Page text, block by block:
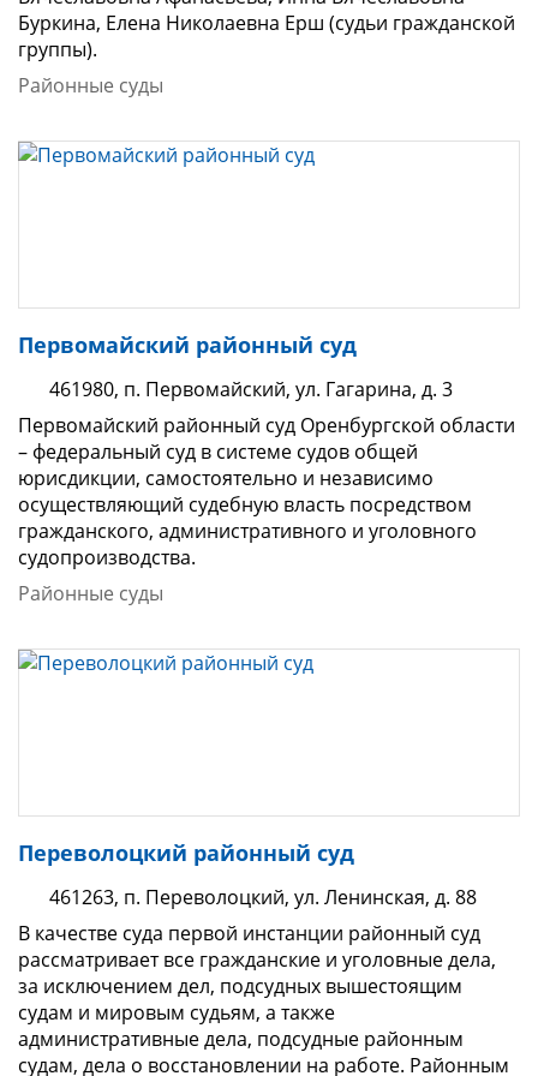
Буркина, Елена Николаевна Ерш (судьи гражданской
группы).
Районные суды
Первомайский районный суд
461980, п. Первомайский, ул. Гагарина, д. 3
Первомайский районный суд Оренбургской области
– федеральный суд в системе судов общей
юрисдикции, самостоятельно и независимо
осуществляющий судебную власть посредством
гражданского, административного и уголовного
судопроизводства.
Районные суды
Переволоцкий районный суд
461263, п. Переволоцкий, ул. Ленинская, д. 88
В качестве суда первой инстанции районный суд
рассматривает все гражданские и уголовные дела,
за исключением дел, подсудных вышестоящим
судам и мировым судьям, а также
административные дела, подсудные районным
судам, дела о восстановлении на работе. Районным